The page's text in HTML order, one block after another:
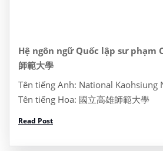
Hệ ngôn ngữ Quốc lập sư phạm
師範大學
Tên tiếng Anh: National
Tên tiếng Hoa: 國立高雄師範大學
No.116, Heping 1st Rd., Lingya
802, Taiwan, Đài Loan 622 Tel:
Read Post